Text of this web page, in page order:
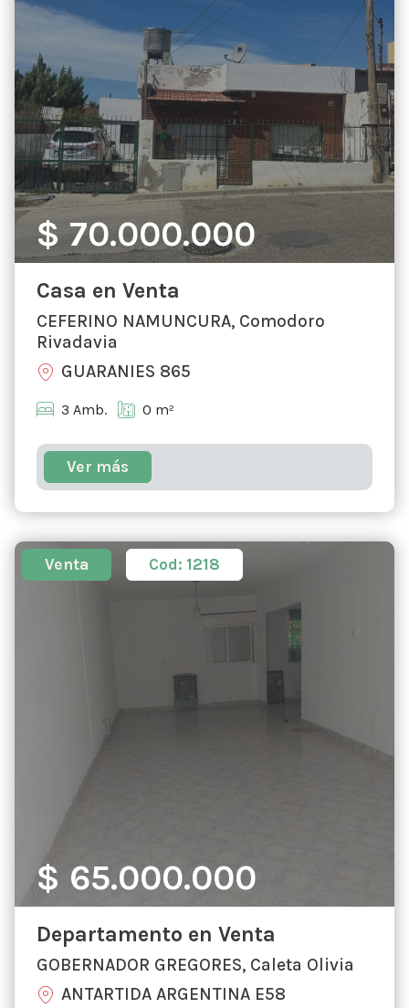
$ 70.000.000
Casa en Venta
CEFERINO NAMUNCURA, Comodoro
Rivadavia
GUARANIES 865
3 Amb. 0 m²
Ver más
Venta Cod: 1218
$ 65.000.000
Departamento en Venta
GOBERNADOR GREGORES, Caleta Olivia
ANTARTIDA ARGENTINA E58